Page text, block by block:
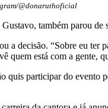
@donaruthoficial
também parou de
a decisão. “Sobre eu ter
quem está com a gente,
quis participar do evento